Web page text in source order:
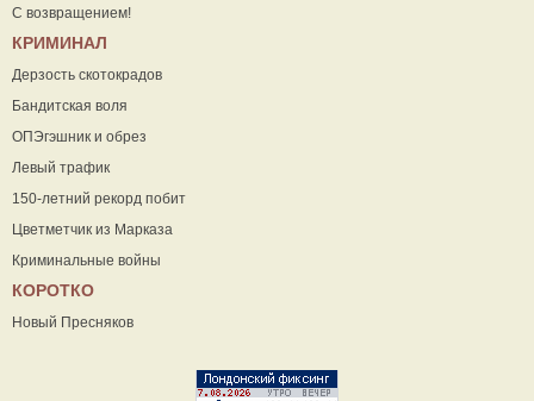
С возвращением!
КРИМИНАЛ
Дерзость скотокрадов
Бандитская воля
ОПЭгэшник и обрез
Левый трафик
150-летний рекорд побит
Цветметчик из Марказа
Криминальные войны
КОРОТКО
Новый Пресняков